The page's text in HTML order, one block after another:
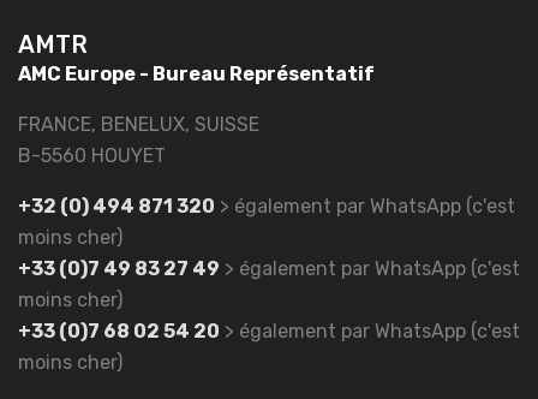
AMTR
AMC Europe - Bureau Représentatif
FRANCE, BENELUX, SUISSE
B-5560 HOUYET
+32 (0) 494 871 320 > également par WhatsApp (c'est
moins cher)
+33 (0)7 49 83 27 49 > également par WhatsApp (c'est
moins cher)
+33 (0)7 68 02 54 20 > également par WhatsApp (c'est
moins cher)